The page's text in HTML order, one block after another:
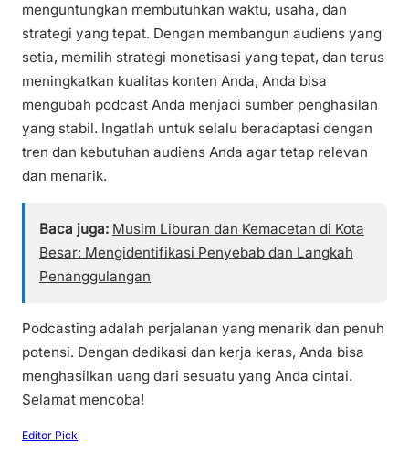
menguntungkan membutuhkan waktu, usaha, dan
strategi yang tepat. Dengan membangun audiens yang
setia, memilih strategi monetisasi yang tepat, dan terus
meningkatkan kualitas konten Anda, Anda bisa
mengubah podcast Anda menjadi sumber penghasilan
yang stabil. Ingatlah untuk selalu beradaptasi dengan
tren dan kebutuhan audiens Anda agar tetap relevan
dan menarik.
Baca juga: Musim Liburan dan Kemacetan di Kota
Besar: Mengidentifikasi Penyebab dan Langkah
Penanggulangan
Podcasting adalah perjalanan yang menarik dan penuh
potensi. Dengan dedikasi dan kerja keras, Anda bisa
menghasilkan uang dari sesuatu yang Anda cintai.
Selamat mencoba!
Editor Pick